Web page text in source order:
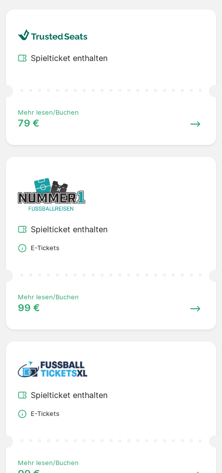
Spielticket enthalten
Mehr lesen/Buchen
79 €
Spielticket enthalten
E-Tickets
Mehr lesen/Buchen
99 €
Spielticket enthalten
E-Tickets
Mehr lesen/Buchen